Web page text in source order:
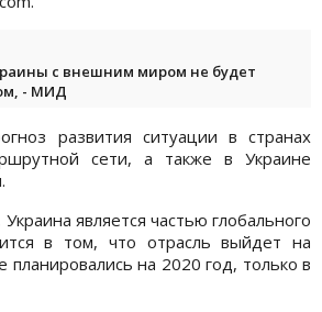
с внешним миром не будет
- МИД
развития ситуации в странах
сети, а также в Украине
является частью глобального
в том, что отрасль выйдет на
планировались на 2020 год, только в